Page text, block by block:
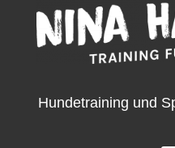
Hundetraining und